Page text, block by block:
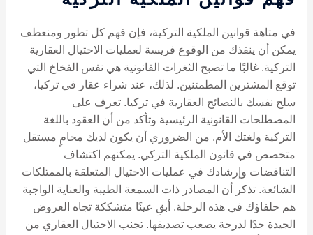
في متاهة قوانين الملكية التركية، فإن فهم كل تطور ومنعطف
يمكن أن ينقذك من الوقوع فريسة لعمليات الاحتيال العقارية
التركية. غالبًا ما تصبح الثغرات القانونية هي نفس الفخاخ التي
توقع المشترين المطمئنين. لذلك، عند شراء عقار في تركيا،
سلح نفسك بالنصائح العقارية في تركيا. تعرف على
المصطلحات القانونية الرئيسية وتأكد من أن العقود باللغة
التركية ولغتك الأم. من الضروري أن يكون لديك محامٍ مستقل
متخصص في قانون الملكية التركي. يمكنهم اكتشاف
التناقضات وإرشادك في عمليات الاحتيال المتعلقة بالممتلكات
الشائعة. تذكر أن المصادر ذات السمعة الطيبة والعناية الواجبة
هم حلفاؤك في هذه الرحلة. أبقِ عينًا متشككة تجاه العروض
الجيدة جدًا لدرجة يصعب تصديقها. تجنب الاحتيال العقاري من